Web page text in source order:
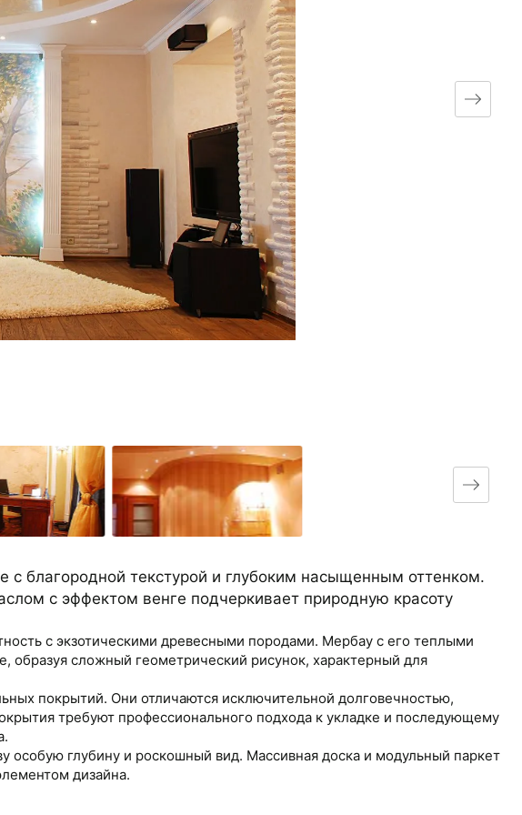
с благородной текстурой и глубоким насыщенным оттенком.
с эффектом венге подчеркивает природную красоту
с экзотическими древесными породами. Мербау с его теплыми
сложный геометрический рисунок, характерный для
покрытий. Они отличаются исключительной долговечностью,
требуют профессионального подхода к укладке и последующему
особую глубину и роскошный вид. Массивная доска и модульный паркет
дизайна.